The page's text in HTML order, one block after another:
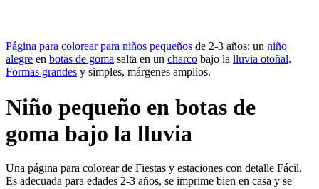
Página para colorear para niños pequeños de 2-3 años: un niño
alegre en botas de goma salta en un charco bajo la lluvia otoñal.
Formas grandes y simples, márgenes amplios.
Niño pequeño en botas de
goma bajo la lluvia
Una página para colorear de Fiestas y estaciones con detalle Fácil.
Es adecuada para edades 2-3 años, se imprime bien en casa y se